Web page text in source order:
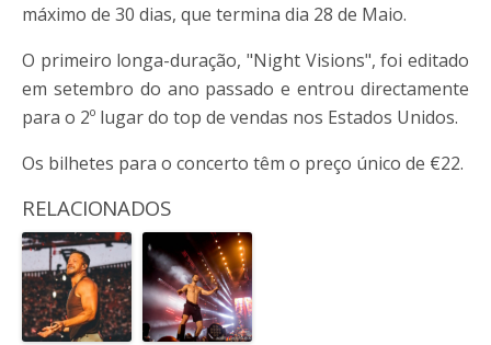
máximo de 30 dias, que termina dia 28 de Maio.
O primeiro longa-duração, "Night Visions", foi editado
em setembro do ano passado e entrou directamente
para o 2º lugar do top de vendas nos Estados Unidos.
Os bilhetes para o concerto têm o preço único de €22.
RELACIONADOS